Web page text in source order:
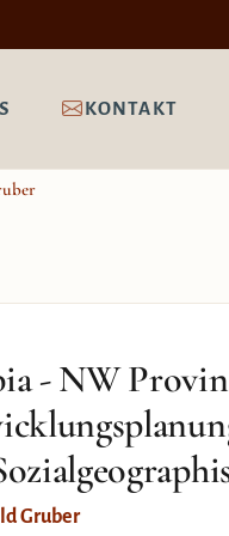
KONTAKT
- NW
Gruber